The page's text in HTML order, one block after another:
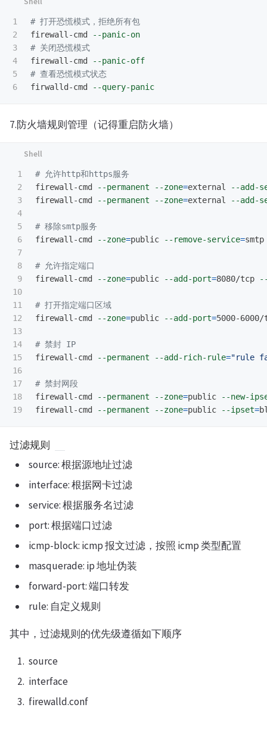
1
2
3
4
5
# 打开恐慌模式，拒绝所有包
firewall-cmd
--panic-on
# 关闭恐慌模式
firewall-cmd
--panic-off
# 查看恐慌模式状态
firwalld-cmd
--query-panic
7.防火墙规则管理（记得重启防火墙）
1
2
3
4
5
6
7
8
9
10
11
12
13
14
15
16
17
18
# 允许http和https服务
firewall-cmd
--permanent --zone=external
--add-
firewall-cmd
--permanent --zone=external --add-
# 移除smtp服务
firewall-cmd
--zone=public --remove-service=smtp
# 允许指定端口
firewall-cmd
--zone=public --add-port=8080/tcp
# 打开指定端口区域
firewall-cmd
--zone=public --add-port=5000-
# 禁封 IP
firewall-cmd
--permanent --add-rich-rule="rule
# 禁封网段
firewall-cmd
--permanent --zone=public
--new-
firewall-cmd
--permanent --zone=public --ipset=
过滤规则
source: 根据源地址过滤
interface: 根据网卡过滤
service: 根据服务名过滤
port: 根据端口过滤
icmp-block: icmp 报文过滤，按照 icmp 类型配置
masquerade: ip 地址伪装
forward-port: 端口转发
rule: 自定义规则
其中，过滤规则的优先级遵循如下顺序
source
interface
firewalld.conf